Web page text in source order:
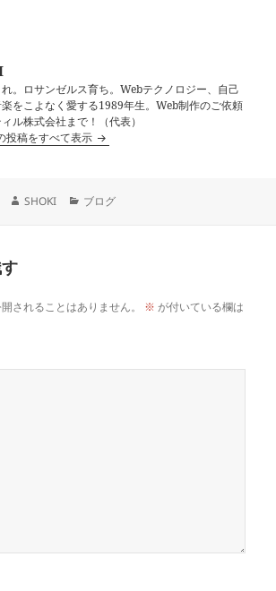
。ロサンゼルス育ち。Webテクノロジー、自己
をこよなく愛する1989年生。Web制作のご依頼
ル株式会社まで！（代表）
投稿をすべて表示
作
SHOKI
カ
ブログ
されることはありません。 ※ が付いている欄は